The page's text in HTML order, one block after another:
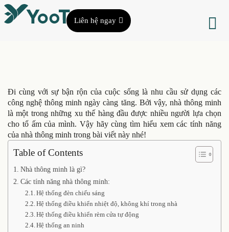
Liên hệ ngay
Đi cùng với sự bận rộn của cuộc sống là nhu cầu sử dụng các
công nghệ thông minh ngày càng tăng. Bởi vậy, nhà thông minh
là một trong những xu thế hàng đầu được nhiều người lựa chọn
cho tổ ấm của mình. Vậy hãy cùng tìm hiểu xem các tính năng
của nhà thông minh trong bài viết này nhé!
Table of Contents
Nhà thông minh là gì?
Các tính năng nhà thông minh:
Hệ thống đèn chiếu sáng
Hệ thống điều khiển nhiệt độ, không khí trong nhà
Hệ thống điều khiển rèm cửa tự động
Hệ thống an ninh